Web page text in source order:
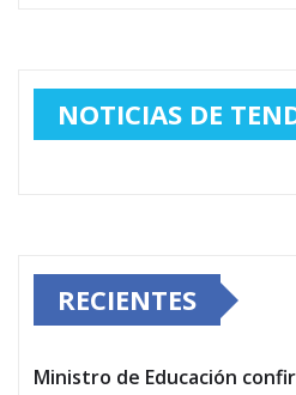
NOTICIAS DE
RECIENTES
Ministro de Educación